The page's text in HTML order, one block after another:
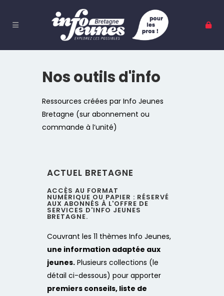
Nos outils d'info
Ressources créées par Info Jeunes
Bretagne (sur abonnement ou
commande à l’unité)
ACTUEL BRETAGNE
ACCÈS AU FORMAT
NUMÉRIQUE OU PAPIER : RÉSERVÉ
AUX ABONNÉS À L'OFFRE DE
SERVICES D'INFO JEUNES
BRETAGNE.
Couvrant les 11 thèmes Info Jeunes,
une information adaptée aux
jeunes. Plusieurs collections (le
détail ci-dessous) pour apporter
premiers conseils, liste de